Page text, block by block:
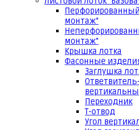
монтаж"
монтаж"
Крышка лотка
Фасонные
Заглушка
Переходник
Т-отвод
Угол